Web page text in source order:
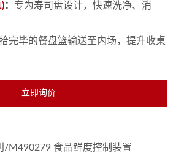
： 专为寿司盘设计，快速洗净、消
完毕的餐盘篮输送至内场，提升收桌
立即询价
/M490279 食品鲜度控制装置